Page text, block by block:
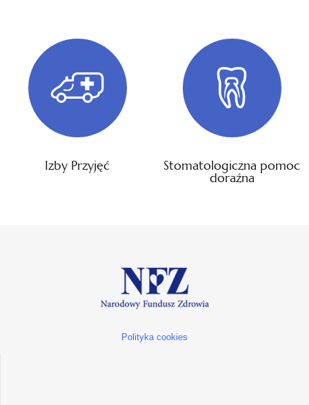
Izby Przyjęć Stomatologiczna pomoc
doraźna
Polityka cookies